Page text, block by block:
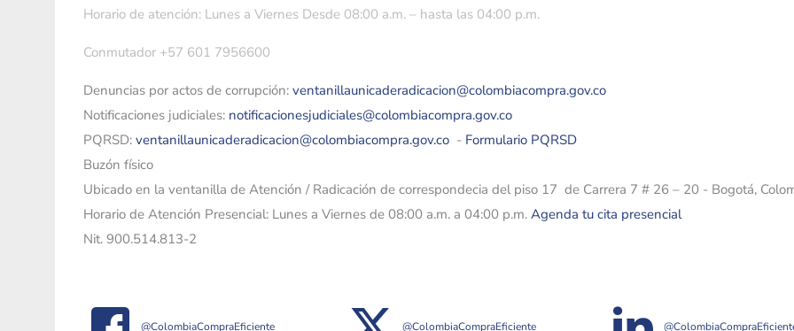
Horario de atención: Lunes a Viernes Desde 08:00 a.m. – hasta las 04:00 p.m.
Conmutador +57 601 7956600
Denuncias por actos de corrupción: ventanillaunicaderadicacion@colombiacompra.gov.co
Notificaciones judiciales: notificacionesjudiciales@colombiacompra.gov.co
PQRSD: ventanillaunicaderadicacion@colombiacompra.gov.co - Formulario PQRSD
Buzón físico
Ubicado en la ventanilla de Atención / Radicación de correspondecia del piso 17 de Carrera 7 # 26 – 20 - Bogotá,
Horario de Atención Presencial: Lunes a Viernes de 08:00 a.m. a 04:00 p.m. Agenda tu cita presencial
Nit. 900.514.813-2
@ColombiaCompraEficiente @ColombiaCompraEficiente